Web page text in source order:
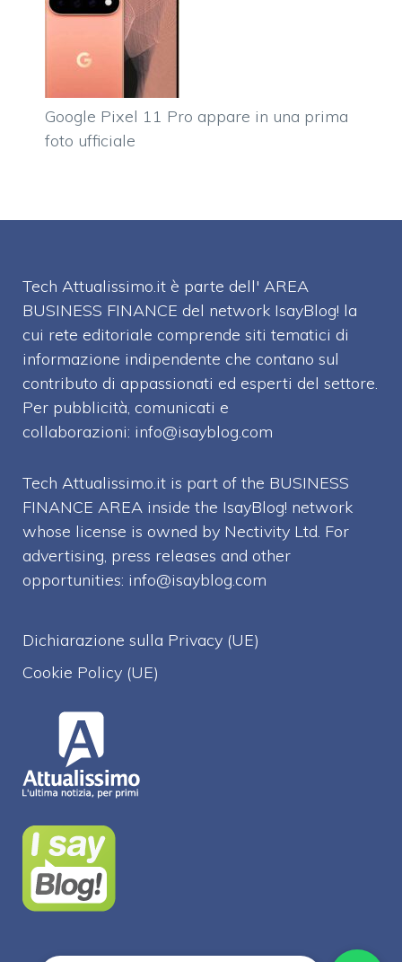
Google Pixel 11 Pro appare in una prima
foto ufficiale
Tech Attualissimo.it è parte dell' AREA
BUSINESS FINANCE del network IsayBlog! la
cui rete editoriale comprende siti tematici di
informazione indipendente che contano sul
contributo di appassionati ed esperti del settore.
Per pubblicità, comunicati e
collaborazioni: info@isayblog.com
Tech Attualissimo.it is part of the BUSINESS
FINANCE AREA inside the IsayBlog! network
whose license is owned by Nectivity Ltd. For
advertising, press releases and other
opportunities: info@isayblog.com
Dichiarazione sulla Privacy (UE)
Cookie Policy (UE)